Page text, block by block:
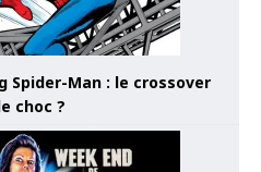
Spider-Man : le crossover
choc ?